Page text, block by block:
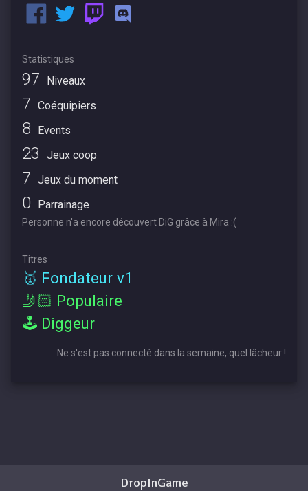
Statistiques
97 Niveaux
7 Coéquipiers
8 Events
23 Jeux coop
7 Jeux du moment
0 Parrainage
Personne n'a encore découvert DiG grâce à Mira :(
Titres
🥇 Fondateur v1
🤳🏻 Populaire
🕹 Diggeur
Ne s'est pas connecté dans la semaine, quel lâcheur !
DropInGame